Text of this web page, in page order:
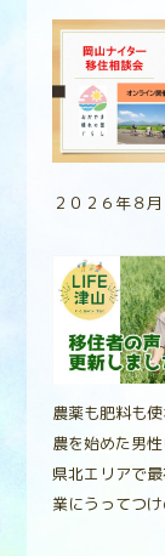
２０２６年８
農薬も肥料も
農を始めた男
県北エリアで
業にうってつ